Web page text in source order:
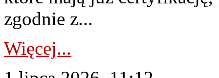
zgodnie z...
Więcej...